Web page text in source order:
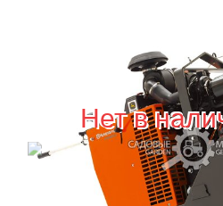
Нет в